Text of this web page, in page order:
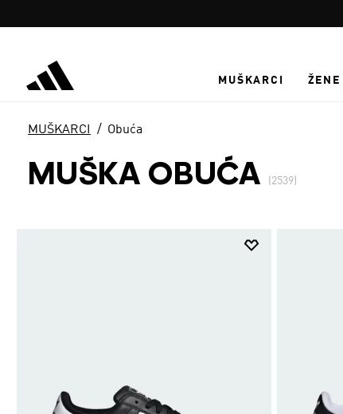
MUŠKARCI ŽENE
MUŠKARCI Obuća
MUŠKA OBUĆA (2539)